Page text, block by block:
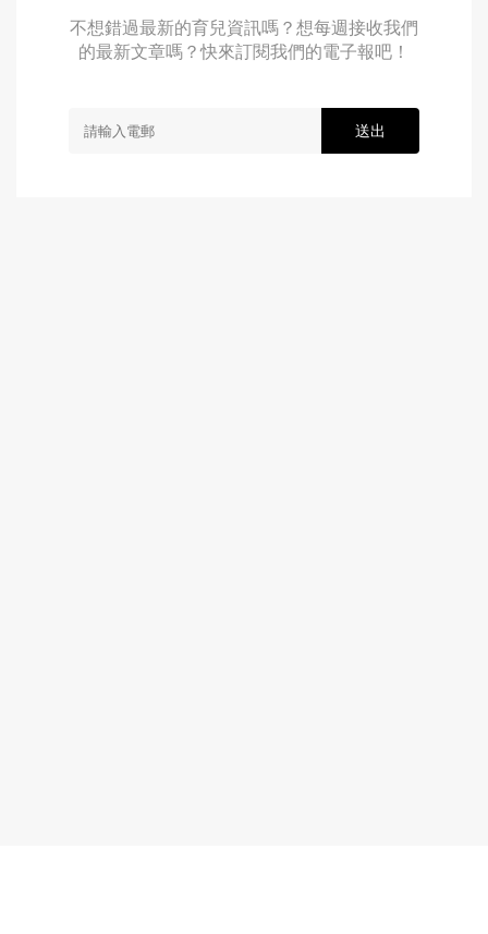
不想錯過最新的育兒資訊嗎？想每週接收我們
的最新文章嗎？快來訂閱我們的電子報吧！
送出